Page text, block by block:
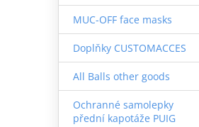
MUC-OFF face masks
Doplňky CUSTOMACCES
All Balls other goods
Ochranné samolepky
přední kapotáže PUIG